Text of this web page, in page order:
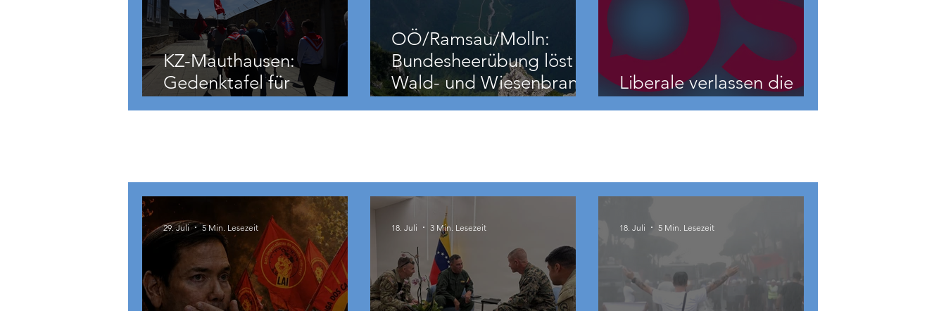
KZ-Mauthausen:
Gedenktafel für
OÖ/Ramsau/Molln:
Bundesheerübung löst
Wald- und Wiesenbrand
Liberale verlassen die
29. Juli 5 Min. Lesezeit 18. Juli 3 Min. Lesezeit 18. Juli 5 Min. Lesezeit